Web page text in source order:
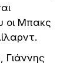
οι Μπακς
Γιάννης